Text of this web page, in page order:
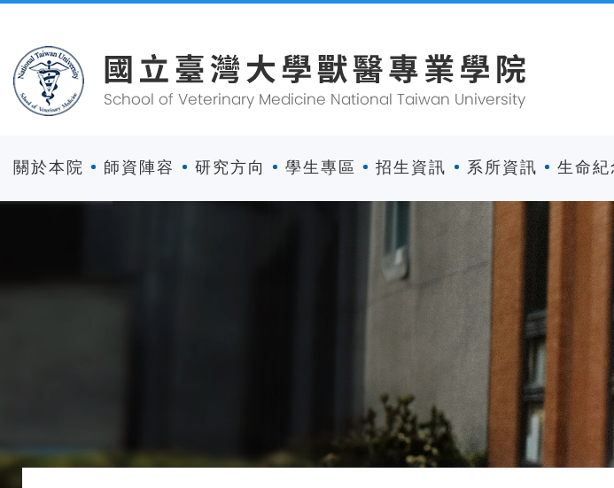
關於本院 師資陣容 研究方向 學生專區 招生資訊 系所資訊 生命紀